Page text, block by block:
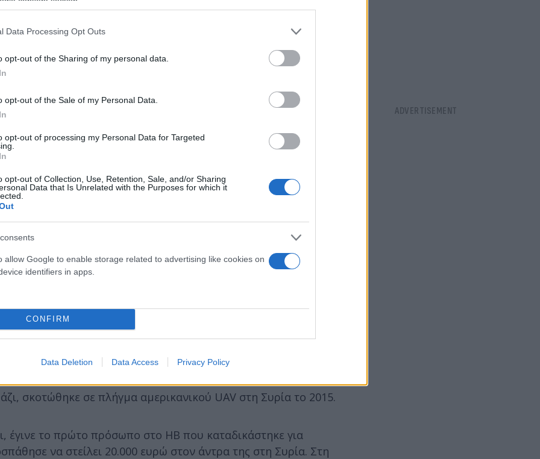
Data Processing Opt Outs
opt-out of the Sharing of my personal data.
opt-out of the Sale of my Personal Data.
opt-out of processing my Personal Data for Targeted
opt-out of Collection, Use, Retention, Sale, and/or Sharing
Data that Is Unrelated with the Purposes for which it
allow Google to enable storage related to advertising like cookies on
identifiers in apps.
CONFIRM
Data Deletion Data Access Privacy Policy
τουλάχιστον 27 δημοσιογράφους και εργαζόμενους
το Ηνωμένο Βασίλειο, την Ευρώπη, τη Νέα Ζηλανδία, τη
τους, τους Αμερικανούς δημοσιογράφους Τζέιμς
για λογαριασμό οργανώσεων αρωγής Πίτερ Κάσιγκ και Κέιλα
με τις εκτελέσεις τους σε ιστότοπους κοινωνικής
ο Ελ Σάφι Ελσέιχ (34 ετών), πρώην βρετανοί υπήκοοι,
παραστρατιωτικούς στη Συρία και παραδόθηκαν στις
ΗΒ.
για απαγωγές, συνωμοσία με σκοπό τη δολοφονία
οργάνωση.
και καταδικάστηκε να εκτίσει ισόβια κάθειρξη
που τον βάραιναν τον Απρίλιο και θα μάθει την ποινή
σκοτώθηκε σε πλήγμα αμερικανικού UAV στη Συρία το 2015.
έγινε το πρώτο πρόσωπο στο ΗΒ που καταδικάστηκε για
να στείλει 20.000 ευρώ στον άντρα της στη Συρία. Στη